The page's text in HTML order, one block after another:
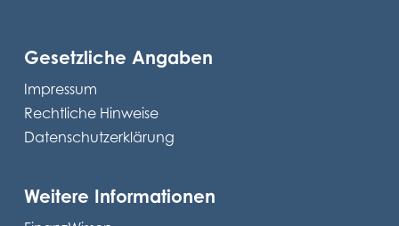
Gesetzliche Angaben
Impressum
Rechtliche Hinweise
Datenschutzerklärung
Weitere Informationen